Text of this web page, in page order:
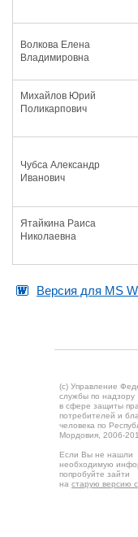
Волкова Елена
Владимировна
Михайлов Юрий
Поликарпович
Чубса Александр
Иванович
Ятайкина Раиса
Николаевна
Версия для MS
(c) Управление
службы по надзору
в сфере защиты
потребителей и
человека по
Мордовия, 2006-
Если Вы не нашли
необходимую
попробуйте зайти
на старую версию